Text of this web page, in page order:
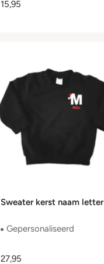
15,95
Sweater kerst naam letter
Gepersonaliseerd
27,95